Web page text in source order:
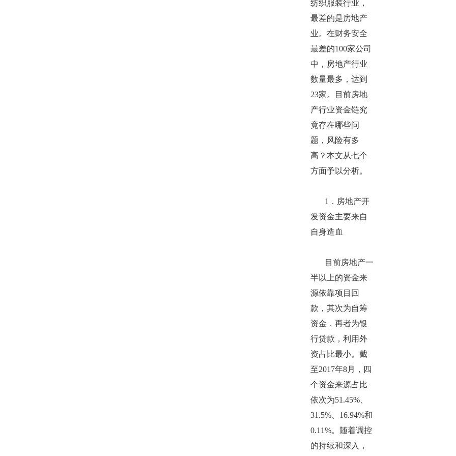
纺织服装行业，
最差的是房地产
业。在财务安全
最差的100家公司
中，房地产行业
数量最多，达到
23家。目前房地
产行业资金链究
竟存在哪些问
题，风险有多
高？本文从七个
方面予以分析。
1．房地产开
发资金主要来自
自身造血
目前房地产一
半以上的资金来
源依靠项目回
款，其次为自筹
资金，再者为银
行贷款，利用外
资占比最小。截
至2017年8月，四
个资金来源占比
依次为51.45%、
31.5%、16.94%和
0.11%。随着调控
的持续和深入，